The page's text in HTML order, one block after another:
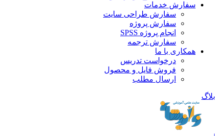
سفارش خدمات
سفارش طراحی سایت
سفارش پروژه
انجام پروژه SPSS
سفارش ترجمه
همکاری با ما
درخواست تدریس
فروش فایل و محصول
ارسال مطلب